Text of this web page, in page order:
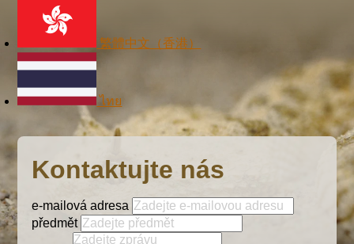
繁體中文（香港）
ไทย
Kontaktujte nás
e-mailová adresa
předmět